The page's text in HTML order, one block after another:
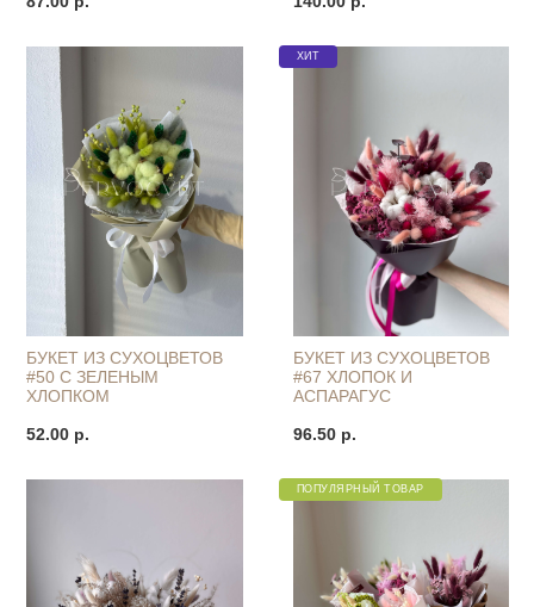
БУКЕТ ИЗ СУХОЦВЕТОВ
#50 С ЗЕЛЕНЫМ
ХЛОПКОМ
52.00 р.
ХИТ
БУКЕТ ИЗ СУХОЦВЕТОВ
#67 ХЛОПОК И
АСПАРАГУС
96.50 р.
ПОПУЛЯРНЫЙ ТОВАР